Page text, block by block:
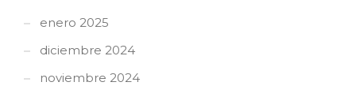
enero 2025
diciembre 2024
noviembre 2024